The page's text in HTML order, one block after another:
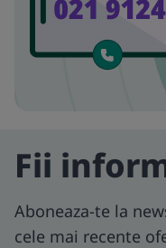
Fii
Aboneaza-te la
cele mai recente